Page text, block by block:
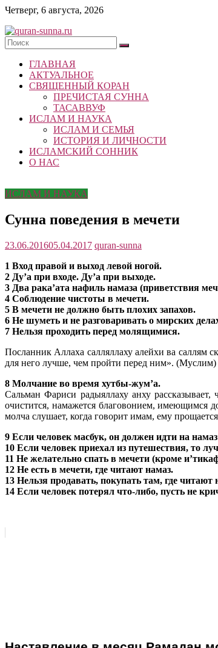
Skip
content
Четверг, 6 августа, 2026
quran-
sunna.ru
«Центр
исследований
Республики
Татарстан
ГЛАВНАЯ
АКТУАЛЬНОЕ
СВЯЩЕННЫЙ КОРАН
ПРЕЧИСТАЯ СУННА
ТАСАВВУФ
ИСЛАМ И НАУКА
ИСЛАМ И СЕМЬЯ
ИСТОРИЯ И ЛИЧНОСТИ
ИСЛАМСКИЙ СОННИК
О НАС
ИСЛАМ И НАУКА
Сунна поведения в мечети
23.06.201605.04.2017 quran-sunna
1 Вход правой и выход левой ногой.
2 Ду’а при входе. Ду’а при выходе.
3 Два рака’ата нафиль намаза (приветствия
4 Соблюдение чистоты в мечети.
5 В мечети не должно быть плохих запахов.
6 Не шуметь и не разговаривать о мирских
7 Нельзя проходить перед молящимися.
Посланник Аллаха салляллаху алейхи ва саллям
для него лучше, чем пройти перед ним». (Муслим)
8 Молчание во время хутбы-жум’а.
Сальман Фариси радыяллаху анху
очистится, намажется благовонием, имеющимся
молча слушает, когда говорит имам, ему
9 Если человек масбук, он должен идти на
10 Если человек приехал из путешествия, то
11 Не желательно спать в мечети (кроме
12 Не есть в мечети, где читают намаз.
13 Нельзя продавать, покупать там, где читают
14 Если человек потерял что-либо, пусть не